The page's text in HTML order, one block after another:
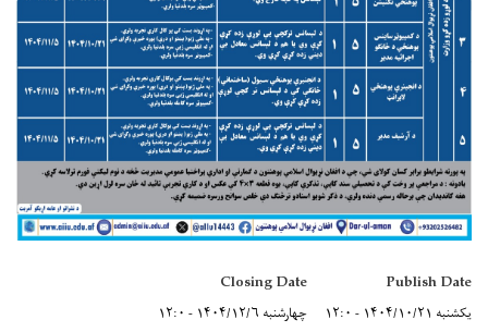
Publish Date
یکشنبه ۱۴۰۴/۱۰/۲۱ - ۱۲:۰
Closing Date
چهارشنبه ۱۴۰۴/۱۲/۶ - ۱۲:۰